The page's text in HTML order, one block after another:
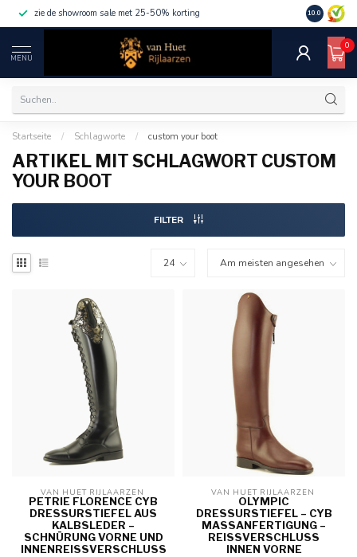
zie de showroom sale met 25-50% korting 10.0
MENU
0
Startseite / Schlagworte / custom your boot
ARTIKEL MIT SCHLAGWORT CUSTOM
YOUR BOOT
FILTER
VAN HUET RIJLAARZEN
PETRIE FLORENCE CYB
DRESSURSTIEFEL AUS
KALBSLEDER –
SCHNÜRUNG VORNE UND
INNENREISSVERSCHLUSS
VAN HUET RIJLAARZEN
OLYMPIC
DRESSURSTIEFEL – CYB
MASSANFERTIGUNG – R
EISSVERSCHLUSS IN
NEN VORNE